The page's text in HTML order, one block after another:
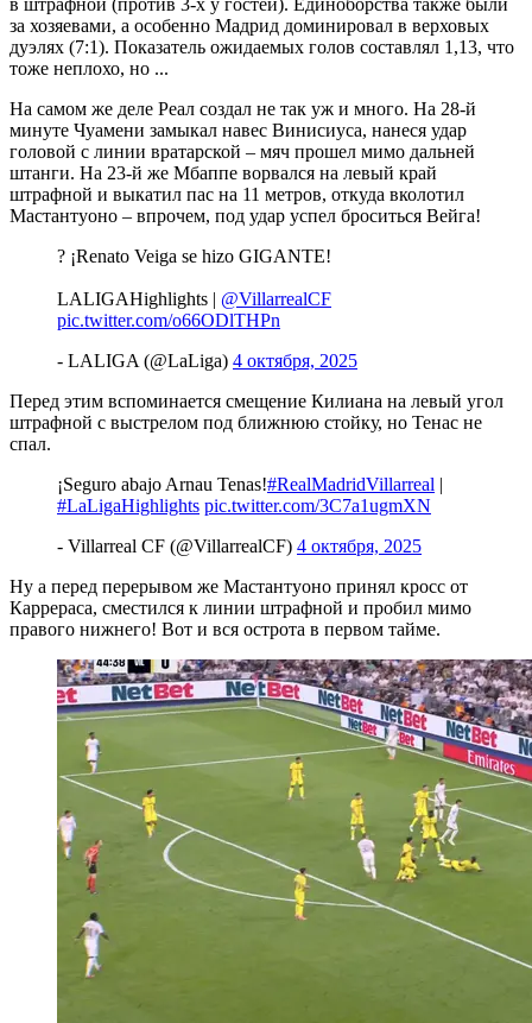
за хозяевами, а особенно Мадрид доминировал в верховых
дуэлях (7:1). Показатель ожидаемых голов составлял 1,13, что
тоже неплохо, но ...
На самом же деле Реал создал не так уж и много. На 28-й
минуте Чуамени замыкал навес Винисиуса, нанеся удар
головой с линии вратарской – мяч прошел мимо дальней
штанги. На 23-й же Мбаппе ворвался на левый край
штрафной и выкатил пас на 11 метров, откуда вколотил
Мастантуоно – впрочем, под удар успел броситься Вейга!
? ¡Renato Veiga se hizo GIGANTE!
LALIGAHighlights | @VillarrealCF
pic.twitter.com/o66ODlTHPn
- LALIGA (@LaLiga) 4 октября, 2025
Перед этим вспоминается смещение Килиана на левый угол
штрафной с выстрелом под ближнюю стойку, но Тенас не
спал.
¡Seguro abajo Arnau Tenas!#RealMadridVillarreal |
#LaLigaHighlights pic.twitter.com/3C7a1ugmXN
- Villarreal CF (@VillarrealCF) 4 октября, 2025
Ну а перед перерывом же Мастантуоно принял кросс от
Каррераса, сместился к линии штрафной и пробил мимо
правого нижнего! Вот и вся острота в первом тайме.